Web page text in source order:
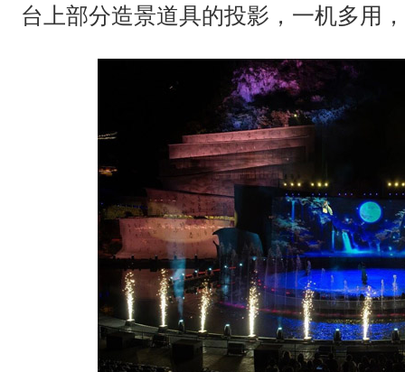
台上部分造景道具的投影，一机多用